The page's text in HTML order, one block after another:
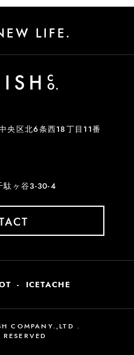
LIFE.
ICETACHE
央区北6条西18丁目11番
駄ヶ谷3-30-4
COMPANY.,LTD .